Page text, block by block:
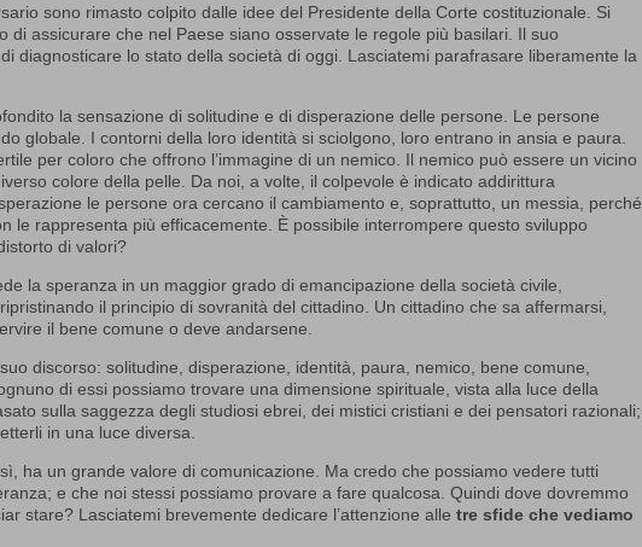
sono rimasto colpito dalle idee del Presidente della Corte costituzionale. Si
di assicurare che nel Paese siano osservate le regole più basilari. Il suo
diagnosticare lo stato della società di oggi. Lasciatemi parafrasare liberamente la
la sensazione di solitudine e di disperazione delle persone. Le persone
globale. I contorni della loro identità si sciolgono, loro entrano in ansia e paura.
per coloro che offrono l’immagine di un nemico. Il nemico può essere un vicino
colore della pelle. Da noi, a volte, il colpevole è indicato addirittura
le persone ora cercano il cambiamento e, soprattutto, un messia, perché
le rappresenta più efficacemente. È possibile interrompere questo sviluppo
di valori?
la speranza in un maggior grado di emancipazione della società civile,
il principio di sovranità del cittadino. Un cittadino che sa affermarsi,
il bene comune o deve andarsene.
discorso: solitudine, disperazione, identità, paura, nemico, bene comune,
di essi possiamo trovare una dimensione spirituale, vista alla luce della
sulla saggezza degli studiosi ebrei, dei mistici cristiani e dei pensatori razionali;
in una luce diversa.
ha un grande valore di comunicazione. Ma credo che possiamo vedere tutti
e che noi stessi possiamo provare a fare qualcosa. Quindi dove dovremmo
stare? Lasciatemi brevemente dedicare l’attenzione alletre sfide che vediamo